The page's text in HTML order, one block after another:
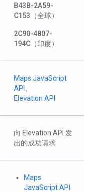
B43B-2A59-
C153 （全球）
2C90-4807-
194C （印度）
Maps JavaScript
API
Elevation API
向 Elevation API 发
出的成功请求
Maps
JavaScript API